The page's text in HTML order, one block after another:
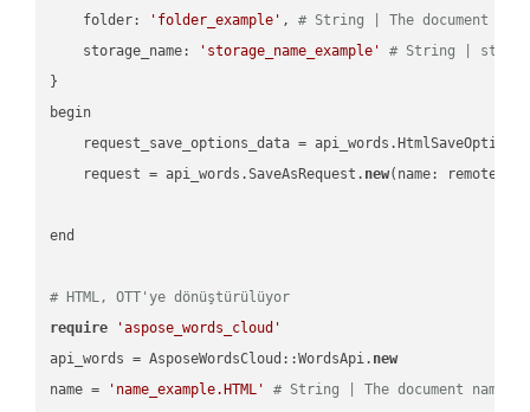
    folder:
'folder_example' , # String | The document
    storage_name:
'storage_name_example'
# String |
}
begin
request_save_options_data =
    request = api_words.SaveAsRequest.
new(name:
end
# HTML, OTT'ye dönüştürülüyor
require
'aspose_words_cloud'
api_words = AsposeWordsCloud::WordsApi. new
name =
'name_example.HTML' # String | The document name.